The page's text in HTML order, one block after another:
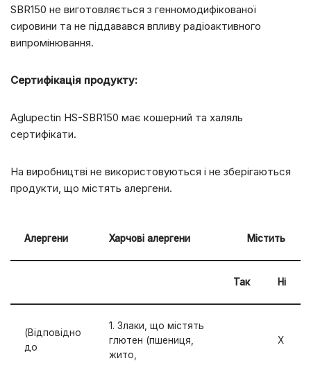
SBR150 не виготовляється з генномодифікованої
сировини та не піддавався впливу радіоактивного
випромінювання.
Сертифікація продукту:
Aglupectin HS-SBR150 має кошерний та халяль
сертифікати.
На виробництві не використовуються і не зберігаються
продукти, що містять алергени.
Алергени Харчові алергени Містить
Так Ні
(Відповідно
до
1. Злаки, що містять
глютен (пшениця,
жито,
Х